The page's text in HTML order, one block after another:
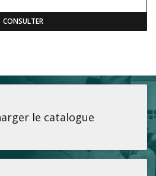
CONSULTER
le catalogue